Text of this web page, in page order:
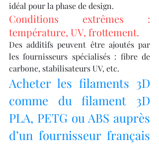
idéal pour la phase de design.
Conditions extrêmes :
température, UV, frottement.
Des additifs peuvent être ajoutés par
les fournisseurs spécialisés : fibre de
carbone, stabilisateurs UV, etc.
Acheter les filaments 3D
comme du filament 3D
PLA, PETG ou ABS auprès
d’un fournisseur français